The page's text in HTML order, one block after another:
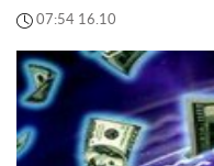
07:54 16.10